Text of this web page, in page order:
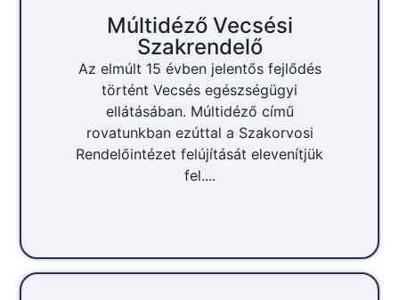
Múltidéző Vecsési
Szakrendelő
Az elmúlt 15 évben jelentős fejlődés
történt Vecsés egészségügyi
ellátásában. Múltidéző című
rovatunkban ezúttal a Szakorvosi
Rendelőintézet felújítását elevenítjük
fel....